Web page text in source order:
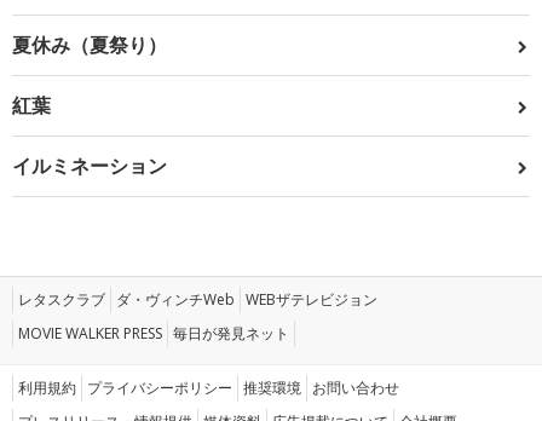
夏休み（夏祭り）
紅葉
イルミネーション
レタスクラブ ダ・ヴィンチWeb WEBザテレビジョン
MOVIE WALKER PRESS 毎日が発見ネット
利用規約 プライバシーポリシー 推奨環境 お問い合わせ